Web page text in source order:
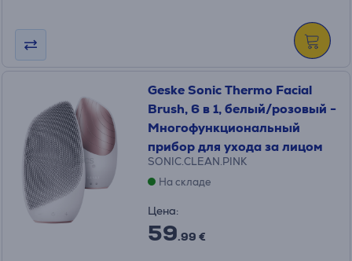
Geske Sonic Thermo Facial
Brush, 6 в 1, белый/розовый -
Многофункциональный
прибор для ухода за лицом
SONIC.CLEAN.PINK
На складе
Цена:
59.99 €